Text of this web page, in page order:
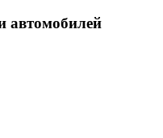
автомобилей